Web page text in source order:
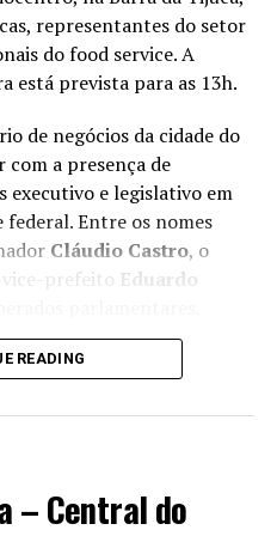
como dinheiro em
transferências
meios de
ainda é bastante
dependem fortemente
representantes do setor
do food service. A
está prevista para as 13h.
de negócios da cidade do
com a presença de
executivo e legislativo em
Entre os nomes
Cláudio Castro, o
vice-prefeito Eduardo
ligadas ao turismo e à
da ASSERJ
do Estado do Rio de
2026-2027. A posse
READING
– Central do